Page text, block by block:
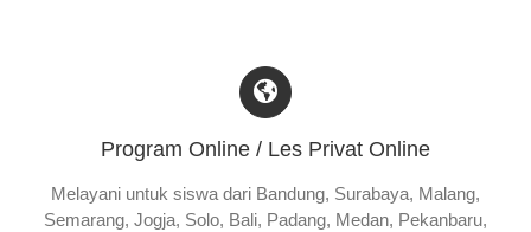
Program Online / Les Privat Online
Melayani untuk siswa dari Bandung, Surabaya, Malang,
Semarang, Jogja, Solo, Bali, Padang, Medan, Pekanbaru,